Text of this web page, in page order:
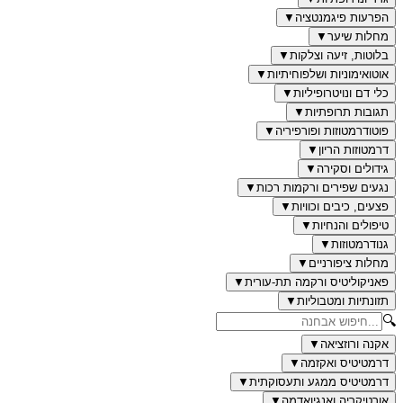
הפרעות פיגמנטציה ▼
מחלות שיער ▼
בלוטות, זיעה וצלקות ▼
אוטואימוניות ושלפוחיתיות ▼
כלי דם ונויטרופיליות ▼
תגובות תרופתיות ▼
פוטודרמטוזות ופורפיריה ▼
דרמטוזות הריון ▼
גידולים וסקירה ▼
נגעים שפירים ורקמות רכות ▼
פצעים, כיבים וכוויות ▼
טיפולים והנחיות ▼
גנודרמטוזות ▼
מחלות ציפורניים ▼
פאניקוליטיס ורקמה תת-עורית ▼
תזונתיות ומטבוליות ▼
🔍
אקנה ורוזציאה ▼
דרמטיטיס ואקזמה ▼
דרמטיטיס ממגע ותעסוקתית ▼